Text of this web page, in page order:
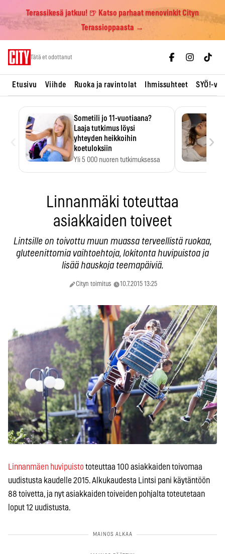
Terassikesä jatkuu! 🍺 Katso parhaat menovinkit Cityn
Terassioppaasta →
Tätä et odottanut
Etusivu Viihde Ruoka ja ravintolat Ihmissuhteet SYÖ!-
Sometili jo 11-vuotiaana?
Laaja tutkimus löysi
yhteyden heikkoihin
koetuloksiin
Yli 5 000 nuoren tutkimuksessa
›
Linnanmäki toteuttaa
asiakkaiden toiveet
Lintsille on toivottu muun muassa terveellistä ruokaa,
gluteenittomia vaihtoehtoja, lokitonta huvipuistoa ja
lisää hauskoja teemapäiviä.
Cityn toimitus 10.7.2015 13:25
Linnanmäen huvipuisto toteuttaa 100 asiakkaiden toivomaa
uudistusta kaudelle 2015. Alkukaudesta Lintsi pani käytäntöön
88 toivetta, ja nyt asiakkaiden toiveiden pohjalta toteutetaan
loput 12 uudistusta.